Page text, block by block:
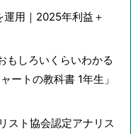
用｜2025年利益＋
もしろいくらいわかる
ートの教科書 1年生」
スト協会認定アナリス